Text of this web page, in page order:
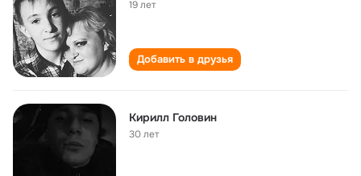
19 лет
Добавить в друзья
Кирилл Головин
30 лет